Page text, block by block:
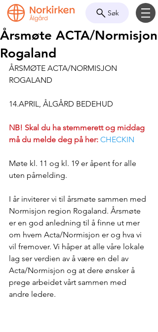
Søk
Årsmøte ACTA/Normisjon
Rogaland
ÅRSMØTE ACTA/NORMISJON
ROGALAND
14.APRIL, ÅLGÅRD BEDEHUD
NB! Skal du ha stemmerett og middag
må du melde deg på her: CHECKIN
Møte kl. 11 og kl. 19 er åpent for alle
uten påmelding.
I år inviterer vi til årsmøte sammen med
Normisjon region Rogaland. Årsmøte
er en god anledning til å finne ut mer
om hvem Acta/Normisjon er og hva vi
vil fremover. Vi håper at alle våre lokale
lag ser verdien av å være en del av
Acta/Normisjon og at dere ønsker å
prege arbeidet vårt sammen med
andre ledere.